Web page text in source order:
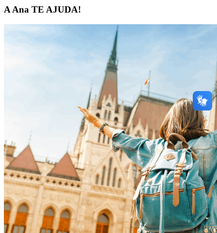
A Ana TE AJUDA!